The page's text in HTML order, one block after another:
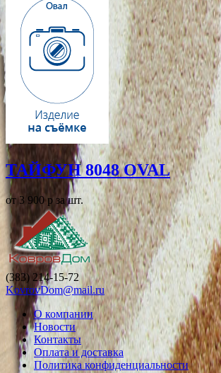
ТАЙФУН 8048 OVAL
от 3 900 pза шт.
(383) 214-15-72
KovrovDom@mail.ru
О компании
Новости
Контакты
Оплата и доставка
Политика конфиденциальности